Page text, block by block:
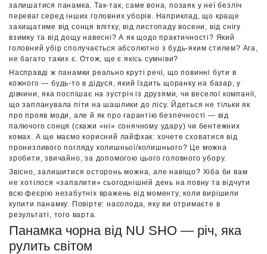
залишатися панамка. Так-так, саме вона, позаяк у неї безліч
переваг серед інших головних уборів. Наприклад, що краще
захищатиме від сонця влітку, від листопаду восени, від снігу
взимку та від дощу навесні? А як щодо практичності? Який
головний убір сполучається абсолютно з будь-яким стилем? Ага,
не багато таких є. Отож, ще є якісь сумніви?
Насправді ж панамки реально круті речі, що повинні бути в
кожного — будь-то в дідуся, який їздить щоранку на базар, у
дівчини, яка поспішає на зустріч із друзями, чи веселої компанії,
що запланувала піти на шашлики до лісу. Йдеться не тільки як
про прояв моди, але й як про гарантію безпечності — від
палючого сонця (скажи «ні» сонячному удару) чи бентежних
комах. А ще маємо корисний лайфхак: хочете сховатися від
пронизливого погляду колишньої/колишнього? Це можна
зробити, звичайно, за допомогою цього головного убору.
Звісно, залишитися осторонь можна, але навіщо? Хіба би вам
не хотілося «запалити» сьогоднішній день на повну та відчути
всю феєрію незабутніх вражень від моменту, коли вирішили
купити панамку. Повірте: насолода, яку ви отримаєте в
результаті, того варта.
Панамка чорна від NU SHO — річ, яка
рулить світом